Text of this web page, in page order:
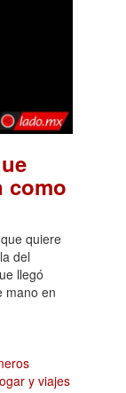
como
quiere
del
llegó
mano en